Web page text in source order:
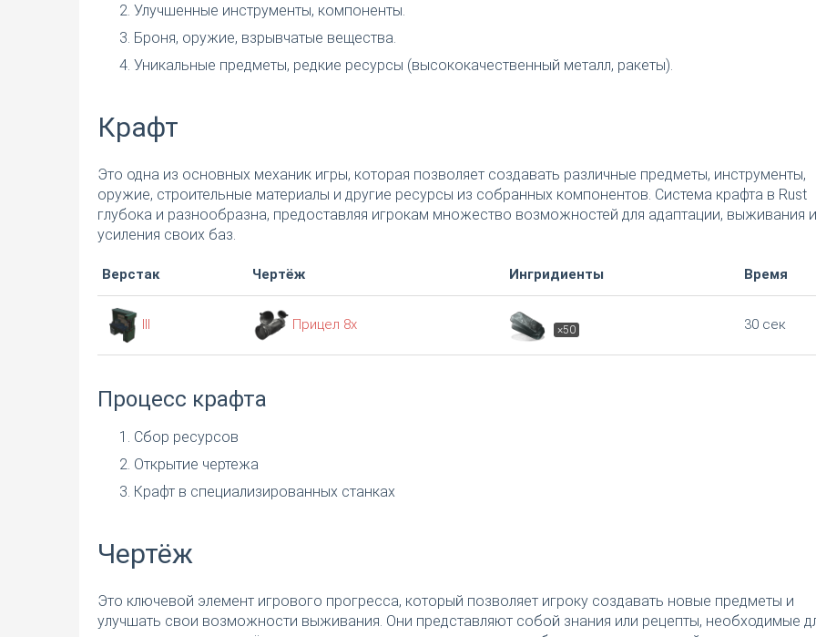
Улучшенные инструменты, компоненты.
Броня, оружие, взрывчатые вещества.
Уникальные предметы, редкие ресурсы (высококачественный металл, ракеты).
Крафт
Это одна из основных механик игры, которая позволяет создавать различные предметы, инструменты,
оружие, строительные материалы и другие ресурсы из собранных компонентов. Система крафта в Rust
глубока и разнообразна, предоставляя игрокам множество возможностей для адаптации, выживания и
усиления своих баз.
Верстак Чертёж Ингридиенты Время
III Прицел 8х ×50 30 сек
Процесс крафта
Сбор ресурсов
Открытие чертежа
Крафт в специализированных станках
Чертёж
Это ключевой элемент игрового прогресса, который позволяет игроку создавать новые предметы и
улучшать свои возможности выживания. Они представляют собой знания или рецепты, необходимые